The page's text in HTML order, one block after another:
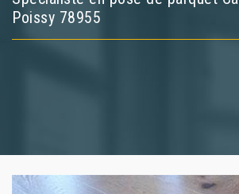
Poissy 78955